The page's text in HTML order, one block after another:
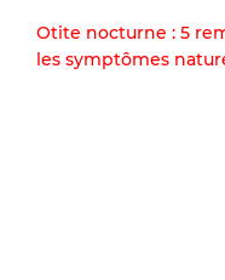
Otite nocturne : 5
les symptômes